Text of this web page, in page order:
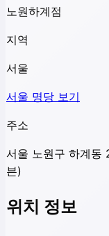
노원하계점
지역
서울
서울 명당 보기
주소
서울 노원구 하계동
븐)
위치 정보